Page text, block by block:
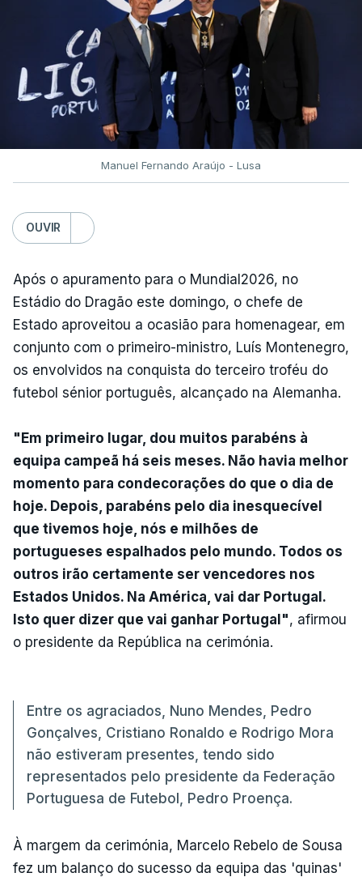
Manuel Fernando Araújo - Lusa
OUVIR
Após o apuramento para o Mundial2026, no
Estádio do Dragão este domingo, o chefe de
Estado aproveitou a ocasião para homenagear, em
conjunto com o primeiro-ministro, Luís Montenegro,
os envolvidos na conquista do terceiro troféu do
futebol sénior português, alcançado na Alemanha.
"Em primeiro lugar, dou muitos parabéns à
equipa campeã há seis meses. Não havia melhor
momento para condecorações do que o dia de
hoje. Depois, parabéns pelo dia inesquecível
que tivemos hoje, nós e milhões de
portugueses espalhados pelo mundo. Todos os
outros irão certamente ser vencedores nos
Estados Unidos. Na América, vai dar Portugal.
Isto quer dizer que vai ganhar Portugal", afirmou
o presidente da República na cerimónia.
Entre os agraciados, Nuno Mendes, Pedro
Gonçalves, Cristiano Ronaldo e Rodrigo Mora
não estiveram presentes, tendo sido
representados pelo presidente da Federação
Portuguesa de Futebol, Pedro Proença.
À margem da cerimónia, Marcelo Rebelo de Sousa
fez um balanço do sucesso da equipa das 'quinas'